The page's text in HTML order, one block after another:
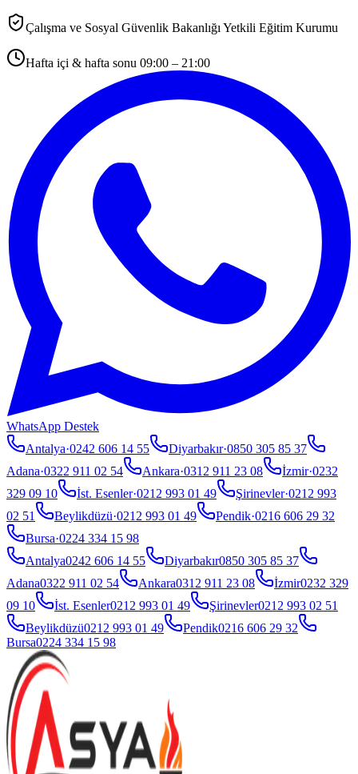
Çalışma ve Sosyal Güvenlik Bakanlığı Yetkili Eğitim Kurumu
Hafta içi & hafta sonu 09:00 – 21:00
WhatsApp Destek
Antalya·0242 606 14 55 Diyarbakır·0850 305 85 37
Adana·0322 911 02 54 Ankara·0312 911 23 08 İzmir·0232
329 09 10
İst. Esenler·0212 993 01 49 Şirinevler·0212 993
02 51
Beylikdüzü·0212 993 01 49 Pendik·0216 606 29 32
Bursa·0224 334 15 98
Antalya0242 606 14 55 Diyarbakır0850 305 85 37
Adana0322 911 02 54 Ankara0312 911 23 08 İzmir0232 329
09 10
İst. Esenler0212 993 01 49 Şirinevler0212 993 02 51
Beylikdüzü0212 993 01 49 Pendik0216 606 29 32
Bursa0224 334 15 98